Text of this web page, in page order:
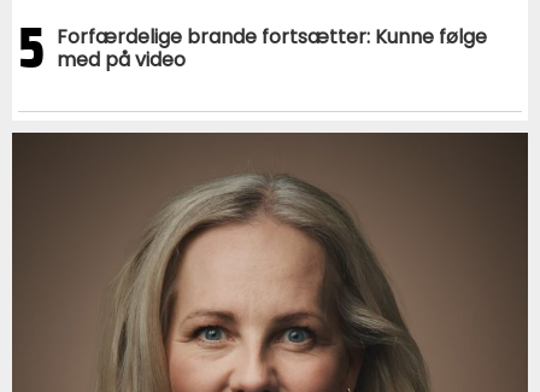
5 Forfærdelige brande fortsætter: Kunne følge
med på video